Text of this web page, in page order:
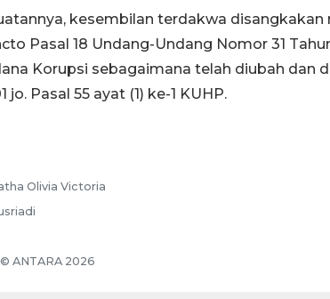
kesembilan terdakwa disangkakan
Pasal 18 Undang-Undang Nomor 31
Korupsi sebagaimana telah diubah dan
jo. Pasal 55 ayat (1) ke-1 KUHP.
Olivia Victoria
ANTARA 2026